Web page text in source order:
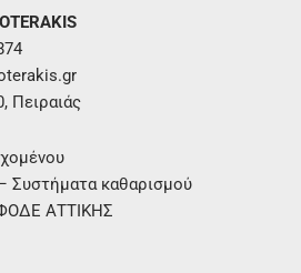
Πειραιάς
Συστήματα καθαρισμού
ΑΤΤΙΚΗΣ